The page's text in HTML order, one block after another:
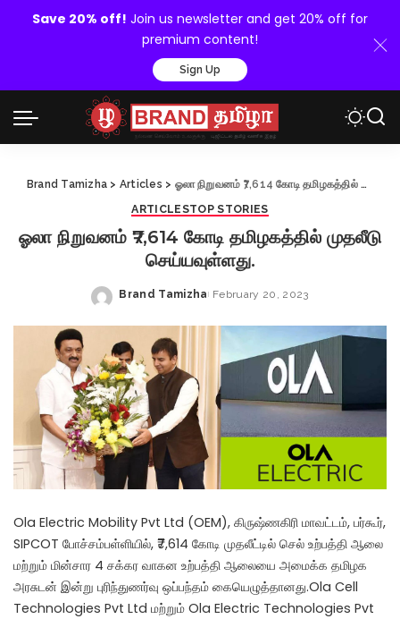
Save 20% off! Join us newsletter and get 20% off for
premium content!
Sign Up
Brand Tamizha > Articles > ஓலா நிறுவனம் ₹7,614 கோடி தமிழகத்தில் முதலீடு செய்யவுள்ளது.
ARTICLESTOP STORIES
ஓலா நிறுவனம் ₹7,614 கோடி தமிழகத்தில் முதலீடு
செய்யவுள்ளது.
Posted
Brand Tamizha February 20, 2023
Ola Electric Mobility Pvt Ltd (OEM), கிருஷ்ணகிரி மாவட்டம், பர்கூர்,
SIPCOT போச்சம்பள்ளியில், ₹7,614 கோடி முதலீட்டில் செல் உற்பத்தி ஆலை
மற்றும் மின்சார 4 சக்கர வாகன உற்பத்தி ஆலையை அமைக்க தமிழக
அரசுடன் இன்று புரிந்துணர்வு ஒப்பந்தம் கையெழுத்தானது.Ola Cell
Technologies Pvt Ltd மற்றும் Ola Electric Technologies Pvt